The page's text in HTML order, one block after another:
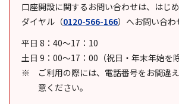
口座開設に関するお問い合わせは、はじ
ダイヤル （0120-566-166） へお問い合わ
平日 8：40～17：10
土日 9：00～17：00（祝日・年末年始を除
ご利用の際には、電話番号をお間違
意ください。